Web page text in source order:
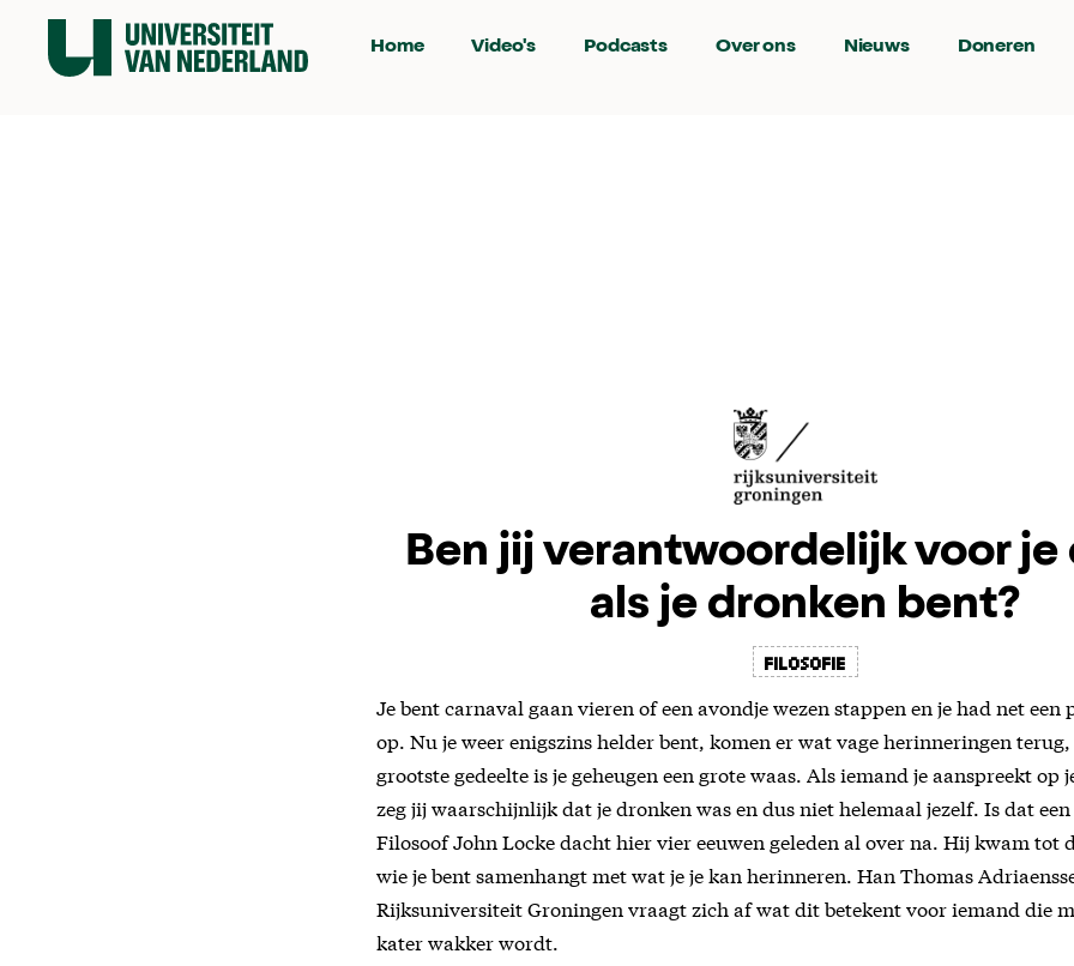
Home Video's Podcasts Over ons Nieuws Doneren
Ben jij verantwoordelijk voor je
als je dronken bent?
filosofie
Je bent carnaval gaan vieren of een avondje wezen stappen en je had net een
op. Nu je weer enigszins helder bent, komen er wat vage herinneringen
grootste gedeelte is je geheugen een grote waas. Als iemand je aanspreekt op
zeg jij waarschijnlijk dat je dronken was en dus niet helemaal jezelf. Is dat een
Filosoof John Locke dacht hier vier eeuwen geleden al over na. Hij kwam tot
wie je bent samenhangt met wat je je kan herinneren. Han Thomas
Rijksuniversiteit Groningen vraagt zich af wat dit betekent voor iemand die
kater wakker wordt.